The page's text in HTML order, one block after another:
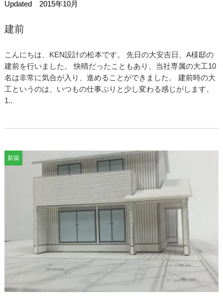
Updated 2015年10月
建前
こんにちは、KEN設計の松本です。 先日の大安吉日、A様邸の
建前を行いました。 快晴だったこともあり、当社専属の大工10
名は非常に気合が入り、進めることができました。 建前時の大
工というのは、いつもの仕事ぶりと少し変わる感じがします。
1..
新築